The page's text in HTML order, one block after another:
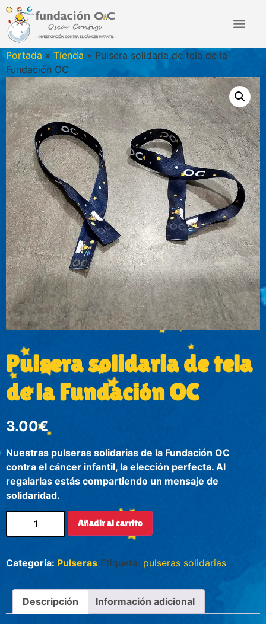
Portada » Tienda » Pulsera solidaria de tela de la
Fundación OC
Pulsera solidaria de tela
de la Fundación OC
3.00€
Nuestras pulseras solidarias de la Fundación OC
contra el cáncer infantil, la elección perfecta. Al
regalarlas estás compartiendo un mensaje de
solidaridad.
Añadir al carrito
Categoría: Pulseras Etiqueta: pulseras solidarias
Descripción Información adicional